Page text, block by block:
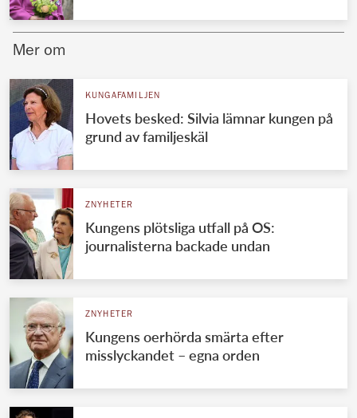
Mer om
KUNGAFAMILJEN
Hovets besked: Silvia lämnar kungen på
grund av familjeskäl
ZNYHETER
Kungens plötsliga utfall på OS:
journalisterna backade undan
ZNYHETER
Kungens oerhörda smärta efter
misslyckandet – egna orden